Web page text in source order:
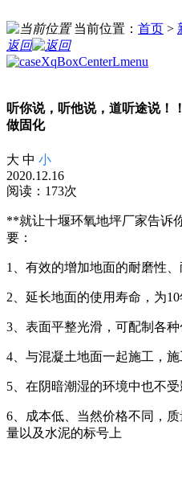
当前位置： 首页 >
返回
听你说，听他说，道听途说！
做固化
大 中 小
2020.12.16
阅读：173次
**就让十堰环氧地坪厂家告诉
要：
1、有效的增加地面的耐磨性、
2、延长地面的使用寿命，为10
3、表面平整光滑，可配制各种
4、与混凝土地面一起施工，施
5、在阴暗潮湿的环境中也不受
6、成本低、当然价格不同，
量以及水泥的标号上